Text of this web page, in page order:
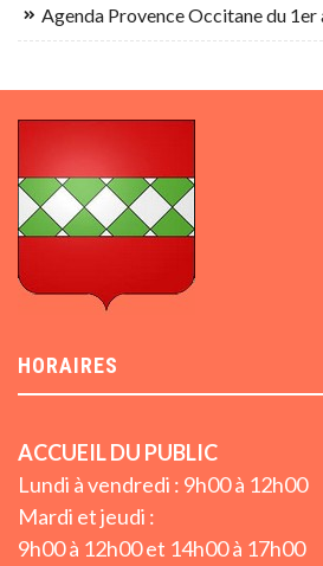
Agenda Provence Occitane du 1er
HORAIRES
ACCUEIL DU PUBLIC
Lundi à vendredi : 9h00 à 12h00
Mardi et jeudi :
9h00 à 12h00 et 14h00 à 17h00